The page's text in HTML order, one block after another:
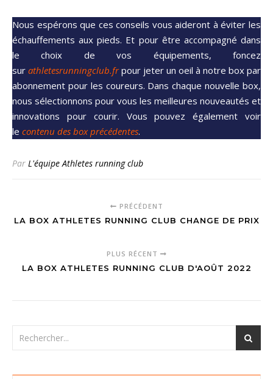
Nous espérons que ces conseils vous aideront à éviter les
échauffements aux pieds. Et pour être accompagné dans
le choix de vos équipements, foncez
sur athletesrunningclub.frpour jeter un oeil à notre box par
abonnement pour les coureurs. Dans chaque nouvelle box,
nous sélectionnons pour vous les meilleures nouveautés et
innovations pour courir. Vous pouvez également voir
le contenu des box précédentes.
Par L'équipe Athletes running club
PRÉCÉDENT
LA BOX ATHLETES RUNNING CLUB CHANGE DE PRIX
PLUS RÉCENT
LA BOX ATHLETES RUNNING CLUB D'AOÛT 2022